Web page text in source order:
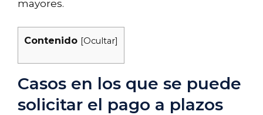
mayores.
Contenido [Ocultar]
Casos en los que se puede
solicitar el pago a plazos